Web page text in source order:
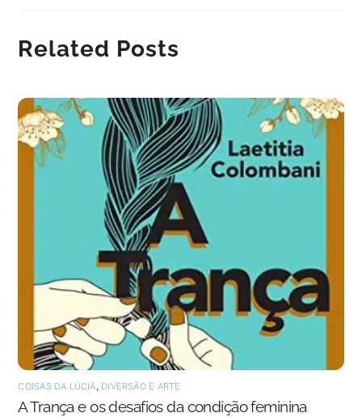
Related Posts
COISAS DA LÚCIA, DIVERSÃO E ARTE
A Trança e os desafios da condição feminina